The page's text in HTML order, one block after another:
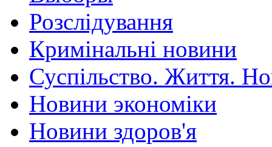
Розслідування
Кримінальні новини
Суспільство. Життя.
Новини экономіки
Новини здоров'я